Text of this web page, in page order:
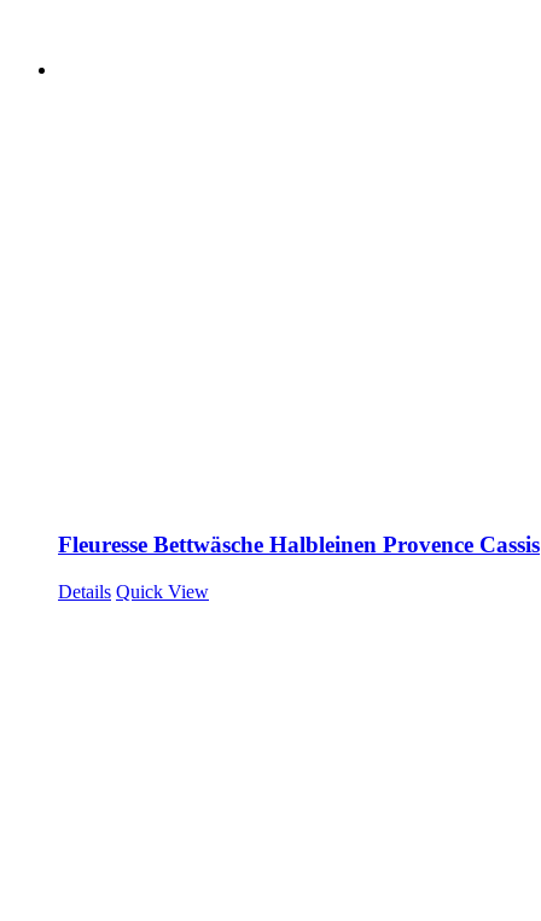
Fleuresse Bettwäsche Halbleinen Provence Cassis
Details Quick View